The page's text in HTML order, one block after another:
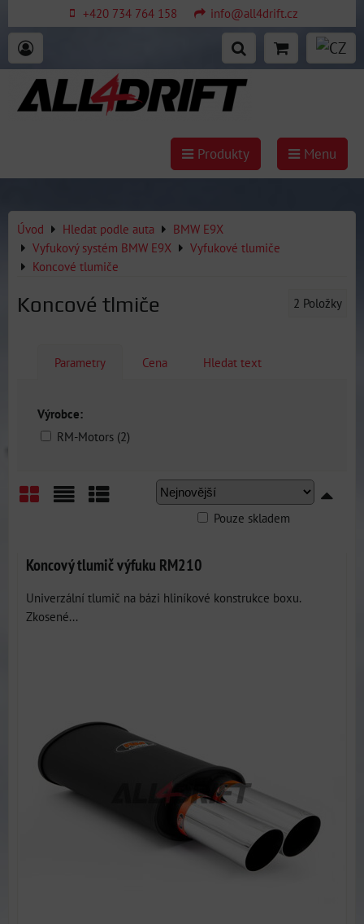
+420 734 764 158 info@all4drift.cz
Produkty Menu
Úvod Hledat podle auta
BMW E9X
Vyfukový systém BMW E9X
Vyfukové tlumiče
Koncové tlumiče
Koncové tlmiče 2 Položky
Parametry Cena Hledat text
Výrobce:
RM-Motors (2)
Pouze skladem
Koncový tlumič výfuku RM210
Univerzální tlumič na bázi hliníkové konstrukce boxu.
Zkosené...